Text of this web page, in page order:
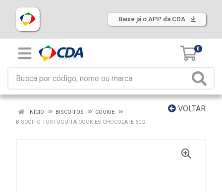
Baixe já o APP da CDA
0
VOLTAR
INÍCIO BISCOITOS
COOKIE
BISCOITO TORTUGUITA COOKIES CHOCOLATE 60G